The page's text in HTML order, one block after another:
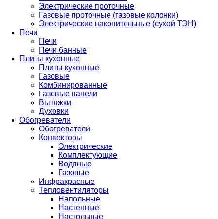
Электрические проточные
Газовые проточные (газовые колонки)
Электрические накопительные (сухой ТЭН)
Печи
Печи
Печи банные
Плиты кухонные
Плиты кухонные
Газовые
Комбинированные
Газовые панели
Вытяжки
Духовки
Обогреватели
Обогреватели
Конвекторы
Электрические
Комплектующие
Водяные
Газовые
Инфракрасные
Тепловентиляторы
Напольные
Настенные
Настольные